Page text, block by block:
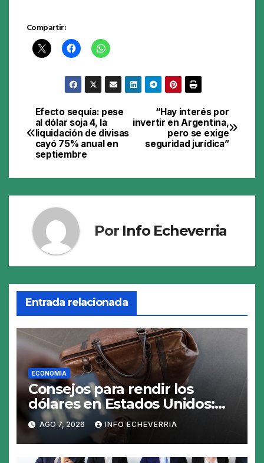
Compartir:
Navegación
de
entradas
“Hay interés por
invertir en Argentina,
pero se exige
seguridad jurídica”
Efecto sequía: pese
al dólar soja 4, la
liquidación de divisas
cayó 75% anual en
septiembre
Por Info Echeverria
Entrada relacionada
ECONOMIA
Consejos para rendir los
dólares en Estados Unidos:
claves para no gastar de más
en el viaje
AGO 7, 2026 INFO ECHEVERRIA